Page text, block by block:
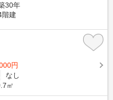
30年
階建
円
なし
㎡